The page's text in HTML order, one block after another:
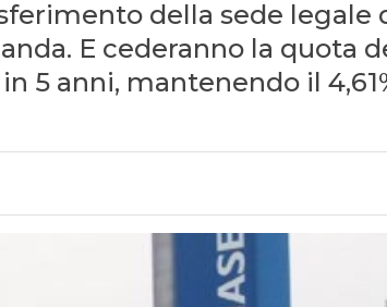
della sede legale
E cederanno la quota
5 anni, mantenendo il